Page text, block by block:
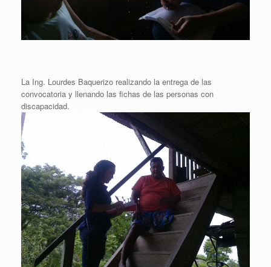
La Ing. Lourdes Baquerizo realizando la entrega de las
convocatoria y llenando las fichas de las personas con
discapacidad.